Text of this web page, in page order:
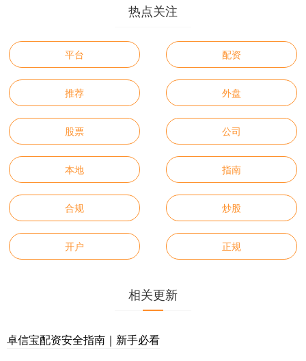
热点关注
平台 配资
推荐 外盘
股票 公司
本地 指南
合规 炒股
开户 正规
相关更新
卓信宝配资安全指南｜新手必看